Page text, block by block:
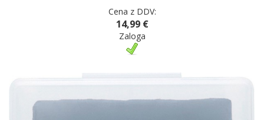
Cena z DDV:
14,99 €
Zaloga